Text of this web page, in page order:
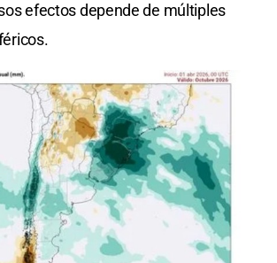
efectos depende de múltiples